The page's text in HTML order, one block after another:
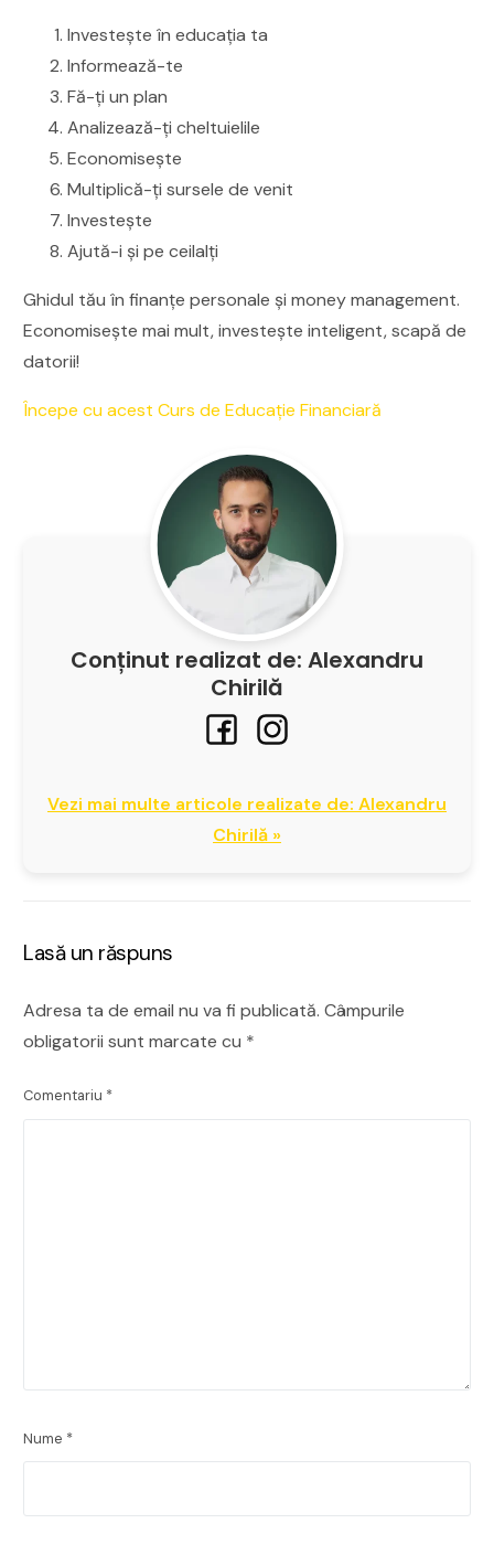
Investește în educația ta
Informează-te
Fă-ți un plan
Analizează-ți cheltuielile
Economisește
Multiplică-ți sursele de venit
Investește
Ajută-i și pe ceilalți
Ghidul tău în finanțe personale și money management.
Economisește mai mult, investește inteligent, scapă de
datorii!
Începe cu acest Curs de Educație Financiară
Conținut realizat de: Alexandru
Chirilă
Vezi mai multe articole realizate de: Alexandru
Chirilă »
Lasă un răspuns
Adresa ta de email nu va fi publicată. Câmpurile
obligatorii sunt marcate cu *
Comentariu *
Nume *